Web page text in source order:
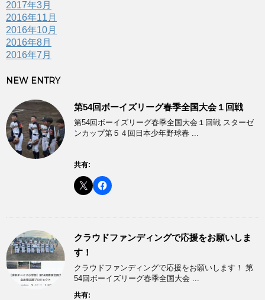
2017年3月
2016年11月
2016年10月
2016年8月
2016年7月
NEW ENTRY
第54回ボーイズリーグ春季全国大会１回戦
第54回ボーイズリーグ春季全国大会１回戦 スターゼ
ンカップ第５４回日本少年野球春 ...
共有:
クラウドファンディングで応援をお願いしま
す！
クラウドファンディングで応援をお願いします！ 第
54回ボーイズリーグ春季全国大会 ...
共有: